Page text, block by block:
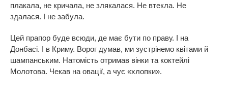
плакала, не кричала, не злякалася. Не втекла. Не
здалася. І не забула.
Цей прапор буде всюди, де має бути по праву. І на
Донбасі. І в Криму. Ворог думав, ми зустрінемо квітами й
шампанським. Натомість отримав вінки та коктейлі
Молотова. Чекав на овації, а чує «хлопки».